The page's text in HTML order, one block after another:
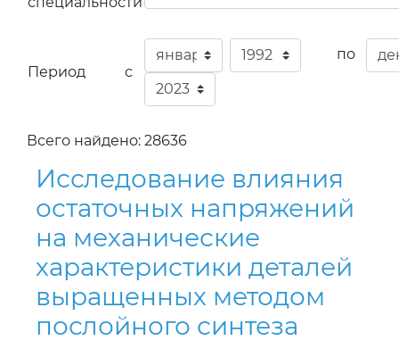
Период с
по
Всего найдено: 28636
Исследование влияния
остаточных напряжений
на механические
характеристики деталей
выращенных методом
послойного синтеза